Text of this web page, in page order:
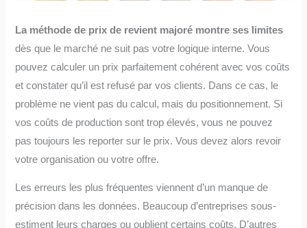
La méthode de prix de revient majoré montre ses limites
dès que le marché ne suit pas votre logique interne. Vous
pouvez calculer un prix parfaitement cohérent avec vos coûts
et constater qu’il est refusé par vos clients. Dans ce cas, le
problème ne vient pas du calcul, mais du positionnement. Si
vos coûts de production sont trop élevés, vous ne pouvez
pas toujours les reporter sur le prix. Vous devez alors revoir
votre organisation ou votre offre.
Les erreurs les plus fréquentes viennent d’un manque de
précision dans les données. Beaucoup d’entreprises sous-
estiment leurs charges ou oublient certains coûts. D’autres